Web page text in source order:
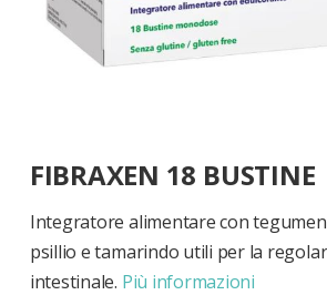
all'inizio
galleria
immagini
FIBRAXEN 18 BUSTINE
Integratore alimentare con
psillio e tamarindo utili per la
intestinale. Più informazioni